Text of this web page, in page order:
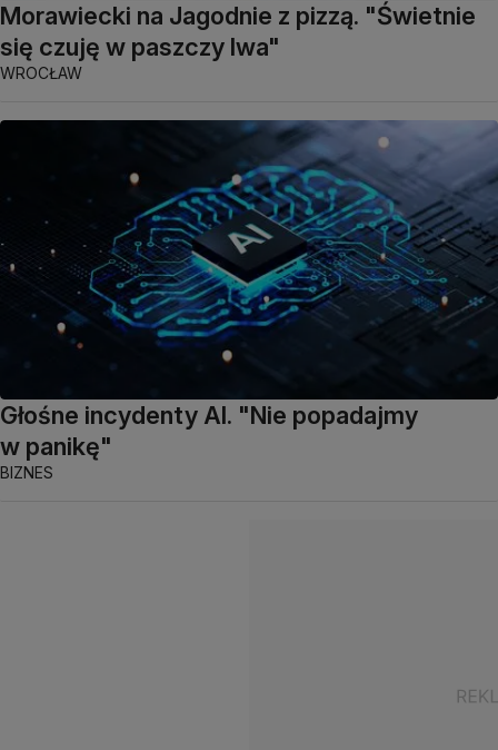
Morawiecki na Jagodnie z pizzą. "Świetnie
się czuję w paszczy lwa"
WROCŁAW
Głośne incydenty AI. "Nie popadajmy
w panikę"
BIZNES